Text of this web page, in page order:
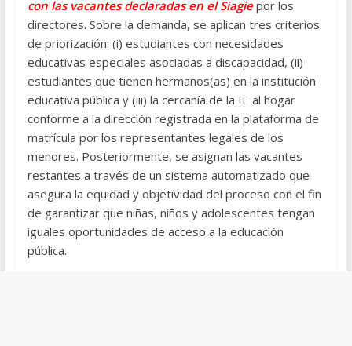
con las vacantes declaradas en el Siagiepor los
directores. Sobre la demanda, se aplican tres criterios
de priorización: (i) estudiantes con necesidades
educativas especiales asociadas a discapacidad, (ii)
estudiantes que tienen hermanos(as) en la institución
educativa pública y (iii) la cercanía de la IE al hogar
conforme a la dirección registrada en la plataforma de
matrícula por los representantes legales de los
menores. Posteriormente, se asignan las vacantes
restantes a través de un sistema automatizado que
asegura la equidad y objetividad del proceso con el fin
de garantizar que niñas, niños y adolescentes tengan
iguales oportunidades de acceso a la educación
pública.